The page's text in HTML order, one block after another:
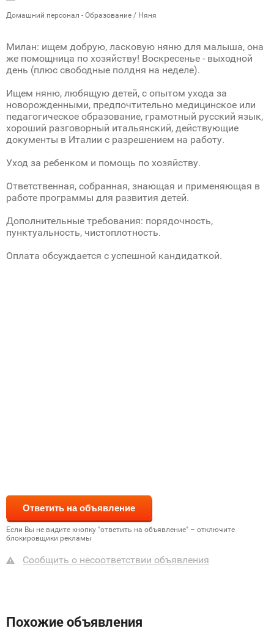
Домашний персонал - Образование / Няня
Милан: ищем добрую, ласковую няню для малыша, она
же помощница по хозяйству! Воскресенье - выходной
день (плюс свободные полдня на неделе).
Ищем няню, любящую детей, с опытом ухода за
новорожденными, предпочтительно медицинское или
педагогическое образование, грамотный русский язык,
хороший разговорный итальянский, действующие
документы в Италии с разрешением на работу.
Уход за ребенком и помощь по хозяйству.
Ответственная, собранная, знающая и применяющая в
работе программы для развития детей.
Дополнительные требования: порядочность,
пунктуальность, чистоплотность.
Оплата обсуждается с успешной кандидаткой.
Если Вы не видите кнопку "ответить на объявление" – отключите
блокировщики рекламы
Сообщить о несоответствии объявления
Похожие объявления